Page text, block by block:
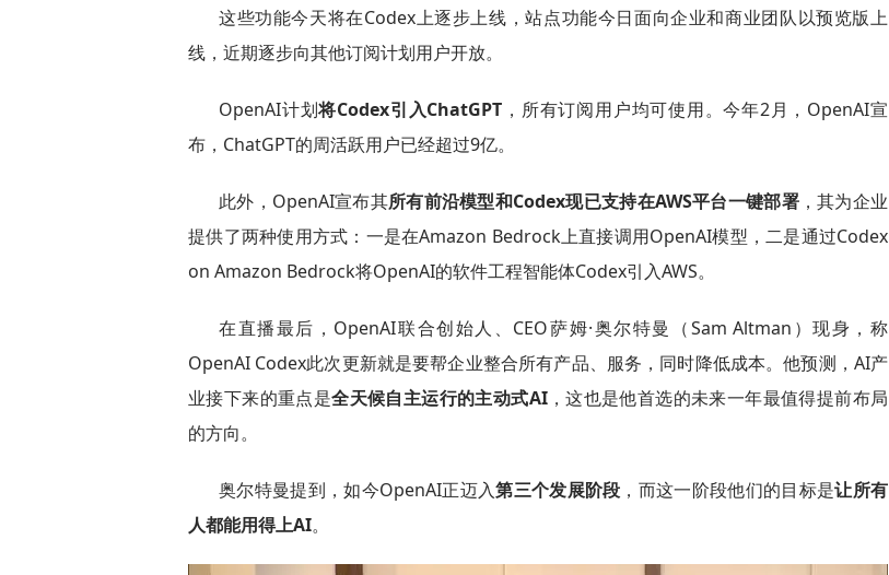
这些功能今天将在Codex上逐步上线，站点功能今日面向企业和商业团队以预览版上
线，近期逐步向其他订阅计划用户开放。
OpenAI计划将Codex引入ChatGPT ，所有订阅用户均可使用。今年2月，OpenAI宣
布，ChatGPT的周活跃用户已经超过9亿。
此外，OpenAI宣布其所有前沿模型和Codex现已支持在AWS平台一键部署，其为企业
提供了两种使用方式：一是在Amazon Bedrock上直接调用OpenAI模型，二是通过Codex
on Amazon Bedrock将OpenAI的软件工程智能体Codex引入AWS。
在直播最后，OpenAI联合创始人、CEO萨姆·奥尔特曼（Sam Altman）现身，称
OpenAI Codex此次更新就是要帮企业整合所有产品、服务，同时降低成本。他预测，AI产
业接下来的重点是全天候自主运行的主动式AI，这也是他首选的未来一年最值得提前布局
的方向。
奥尔特曼提到，如今OpenAI正迈入第三个发展阶段 ，而这一阶段他们的目标是让所有
人都能用得上AI。